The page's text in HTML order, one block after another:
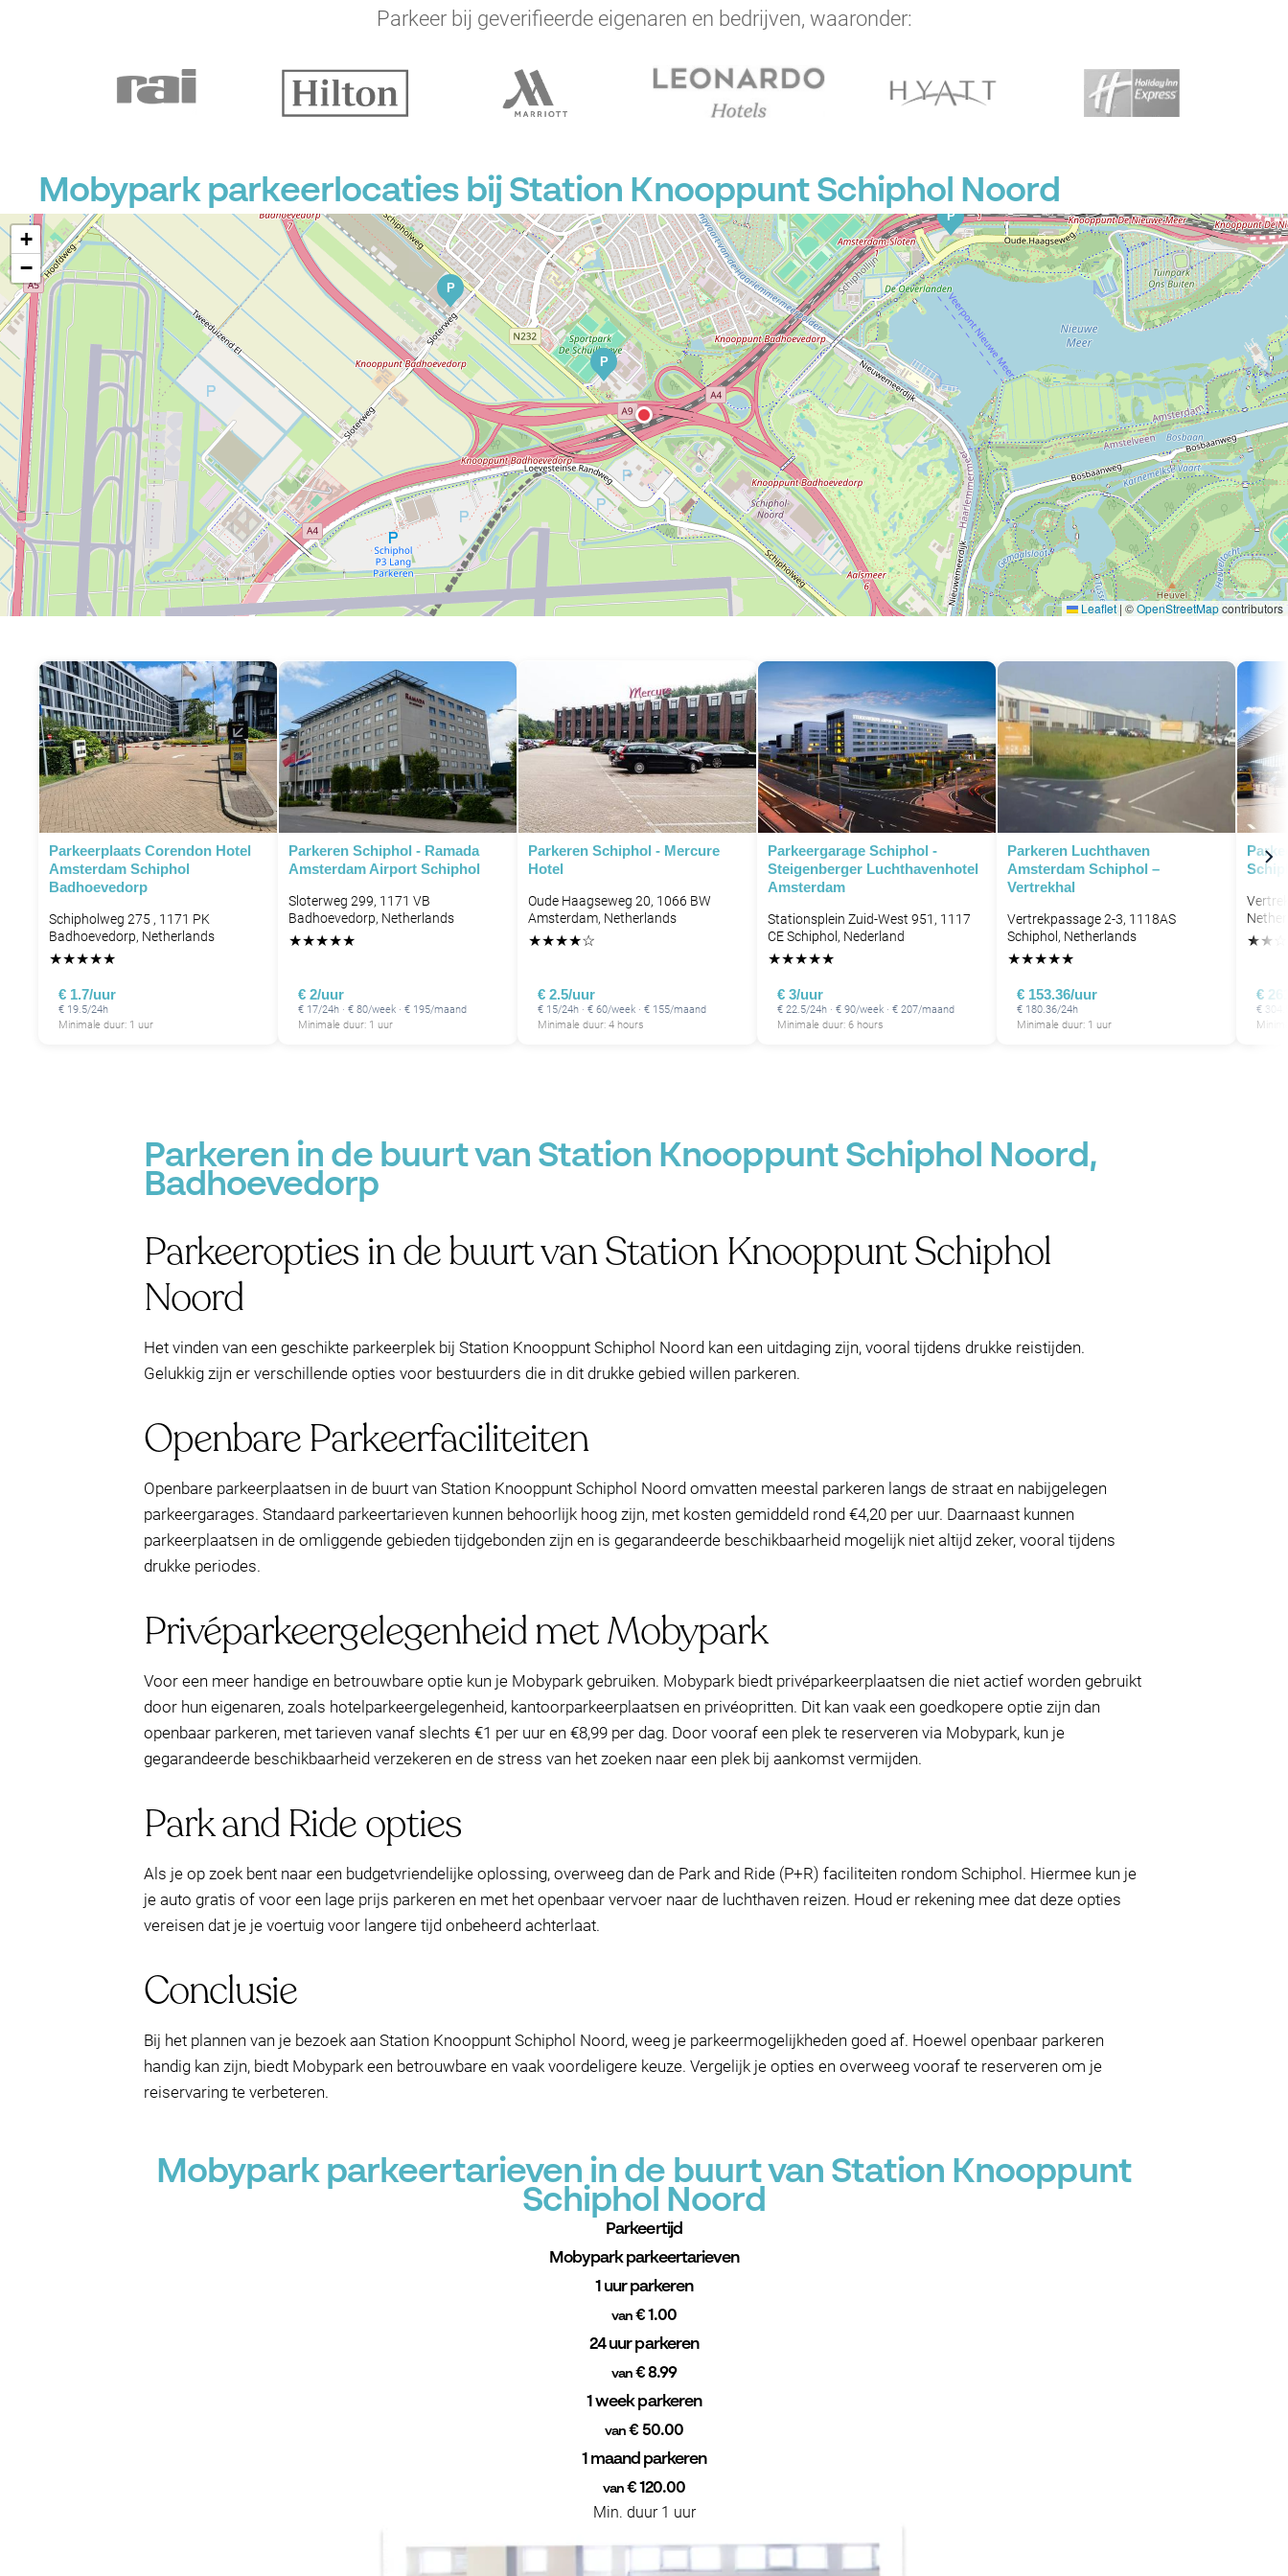
Parkeer bij geverifieerde eigenaren en bedrijven, waaronder:
Mobypark parkeerlocaties bij Station Knooppunt Schiphol Noord
P
P
P
P
P
P
P
P
P
P
P
P
+
−
Leaflet | ©OpenStreetMapcontributors
Parkeerplaats Corendon Hotel
Amsterdam Schiphol
Badhoevedorp
Schipholweg 275 , 1171 PK
Badhoevedorp, Netherlands
★★★★★
€ 1.7/uur
€ 19.5/24h
Minimale duur: 1 uur
Parkeren Schiphol - Ramada
Amsterdam Airport Schiphol
Sloterweg 299, 1171 VB
Badhoevedorp, Netherlands
★★★★★
€ 2/uur
€ 17/24h · € 80/week · € 195/maand
Minimale duur: 1 uur
Parkeren Schiphol - Mercure
Hotel
Oude Haagseweg 20, 1066 BW
Amsterdam, Netherlands
★★★★☆
€ 2.5/uur
€ 15/24h · € 60/week · € 155/maand
Minimale duur: 4 hours
Parkeergarage Schiphol -
Steigenberger Luchthavenhotel
Amsterdam
Stationsplein Zuid-West 951, 1117
CE Schiphol, Nederland
★★★★★
€ 3/uur
€ 22.5/24h · € 90/week · € 207/maand
Minimale duur: 6 hours
Parkeren Luchthaven
Amsterdam Schiphol –
Vertrekhal
Vertrekpassage 2-3, 1118AS
Schiphol, Netherlands
★★★★★
€ 153.36/uur
€ 180.36/24h
Minimale duur: 1 uur
★★
€
€
Parkeren in de buurt van Station Knooppunt Schiphol Noord,
Badhoevedorp
Parkeeropties in de buurt van Station Knooppunt Schiphol
Noord
Het vinden van een geschikte parkeerplek bij Station Knooppunt Schiphol Noord kan een uitdaging zijn, vooral tijdens drukke reistijden.
Gelukkig zijn er verschillende opties voor bestuurders die in dit drukke gebied willen parkeren.
Openbare Parkeerfaciliteiten
Openbare parkeerplaatsen in de buurt van Station Knooppunt Schiphol Noord omvatten meestal parkeren langs de straat en nabijgelegen
parkeergarages. Standaard parkeertarieven kunnen behoorlijk hoog zijn, met kosten gemiddeld rond €4,20 per uur. Daarnaast kunnen
parkeerplaatsen in de omliggende gebieden tijdgebonden zijn en is gegarandeerde beschikbaarheid mogelijk niet altijd zeker, vooral tijdens
drukke periodes.
Privéparkeergelegenheid met Mobypark
Voor een meer handige en betrouwbare optie kun je Mobypark gebruiken. Mobypark biedt privéparkeerplaatsen die niet actief worden gebruikt
door hun eigenaren, zoals hotelparkeergelegenheid, kantoorparkeerplaatsen en privéopritten. Dit kan vaak een goedkopere optie zijn dan
openbaar parkeren, met tarieven vanaf slechts €1 per uur en €8,99 per dag. Door vooraf een plek te reserveren via Mobypark, kun je
gegarandeerde beschikbaarheid verzekeren en de stress van het zoeken naar een plek bij aankomst vermijden.
Park and Ride opties
Als je op zoek bent naar een budgetvriendelijke oplossing, overweeg dan de Park and Ride (P+R) faciliteiten rondom Schiphol. Hiermee kun je
je auto gratis of voor een lage prijs parkeren en met het openbaar vervoer naar de luchthaven reizen. Houd er rekening mee dat deze opties
vereisen dat je je voertuig voor langere tijd onbeheerd achterlaat.
Conclusie
Bij het plannen van je bezoek aan Station Knooppunt Schiphol Noord, weeg je parkeermogelijkheden goed af. Hoewel openbaar parkeren
handig kan zijn, biedt Mobypark een betrouwbare en vaak voordeligere keuze. Vergelijk je opties en overweeg vooraf te reserveren om je
reiservaring te verbeteren.
Mobypark parkeertarieven in de buurt van Station Knooppunt
Schiphol Noord
Parkeertijd
Mobypark parkeertarieven
1 uur parkeren
van€ 1.00
24 uur parkeren
van€ 8.99
1 week parkeren
van € 50.00
1 maand parkeren
van€ 120.00
Min. duur 1 uur